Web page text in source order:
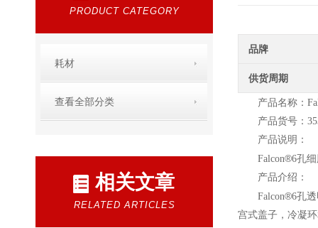
PRODUCT CATEGORY
耗材
查看全部分类
相关文章
RELATED ARTICLES
品牌
供货周期
产品名称：
产品货号：
产品说明：
Falcon®6孔
产品介绍：
Falcon®6孔
宫式盖子，冷凝